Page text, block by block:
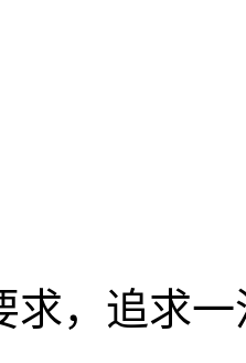
求，追求